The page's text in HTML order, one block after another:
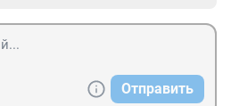
Отправить